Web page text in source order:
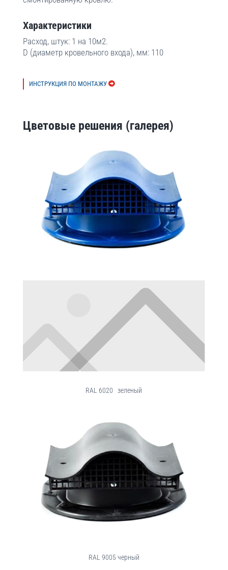
Характеристики
Расход, штук: 1 на 10м2.
D (диаметр кровельного входа), мм: 110
ИНСТРУКЦИЯ ПО МОНТАЖУ
Цветовые решения (галерея)
RAL 6020 зеленый
RAL 9005 черный